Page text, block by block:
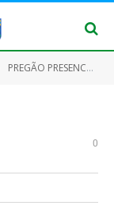
PREGÃO PRESENCIAL Nº 018/2018 – SRP
0